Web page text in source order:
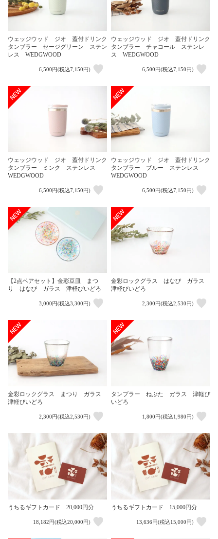
ウェッジウッド ジオ 蓋付ドリンク
タンブラー セージグリーン ステン
レス WEDGWOOD
6,500円(税込7,150円)
ウェッジウッド ジオ 蓋付ドリンク
タンブラー チャコール ステンレ
ス WEDGWOOD
6,500円(税込7,150円)
ウェッジウッド ジオ 蓋付ドリンク
タンブラー ミンク ステンレス
WEDGWOOD
6,500円(税込7,150円)
ウェッジウッド ジオ 蓋付ドリンク
タンブラー ブルー ステンレス
WEDGWOOD
6,500円(税込7,150円)
【2点ペアセット】金彩豆皿 まつ
り はなび ガラス 津軽びいどろ
3,000円(税込3,300円)
金彩ロックグラス はなび ガラス
津軽びいどろ
2,300円(税込2,530円)
金彩ロックグラス まつり ガラス
津軽びいどろ
2,300円(税込2,530円)
タンブラー ねぶた ガラス 津軽び
いどろ
1,800円(税込1,980円)
うちるギフトカード 20,000円分
18,182円(税込20,000円)
うちるギフトカード 15,000円分
13,636円(税込15,000円)